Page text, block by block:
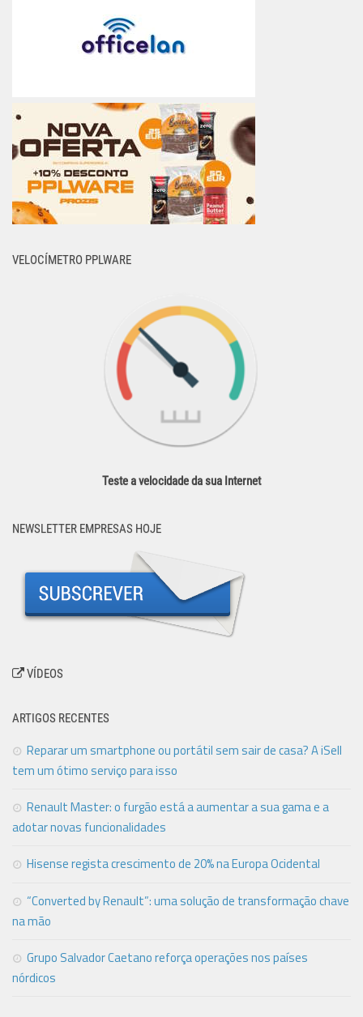
VELOCÍMETRO PPLWARE
Teste a velocidade da sua Internet
NEWSLETTER EMPRESAS HOJE
VÍDEOS
ARTIGOS RECENTES
Reparar um smartphone ou portátil sem sair de casa? A iSell
tem um ótimo serviço para isso
Renault Master: o furgão está a aumentar a sua gama e a
adotar novas funcionalidades
Hisense regista crescimento de 20% na Europa Ocidental
“Converted by Renault”: uma solução de transformação chave
na mão
Grupo Salvador Caetano reforça operações nos países
nórdicos